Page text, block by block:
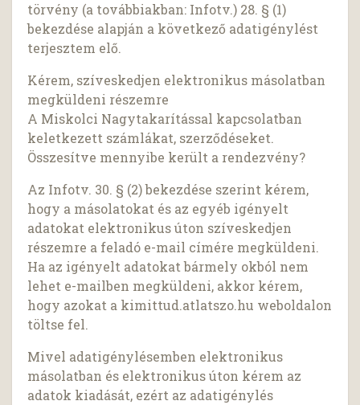
törvény (a továbbiakban: Infotv.) 28. § (1)
bekezdése alapján a következő adatigénylést
terjesztem elő.
Kérem, szíveskedjen elektronikus másolatban
megküldeni részemre
A Miskolci Nagytakarítással kapcsolatban
keletkezett számlákat, szerződéseket.
Összesítve mennyibe került a rendezvény?
Az Infotv. 30. § (2) bekezdése szerint kérem,
hogy a másolatokat és az egyéb igényelt
adatokat elektronikus úton szíveskedjen
részemre a feladó e-mail címére megküldeni.
Ha az igényelt adatokat bármely okból nem
lehet e-mailben megküldeni, akkor kérem,
hogy azokat a kimittud.atlatszo.hu weboldalon
töltse fel.
Mivel adatigénylésemben elektronikus
másolatban és elektronikus úton kérem az
adatok kiadását, ezért az adatigénylés